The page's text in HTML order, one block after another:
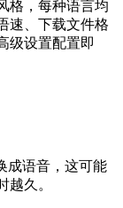
格，每种语言均
速、下载文件格
级设置配置即
成语音，这可能
越久。